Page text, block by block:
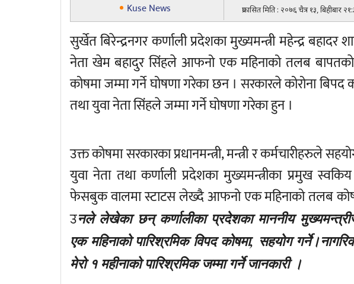
Kuse News प्रकासित मिति : २०७६ चैत्र १३, बिहीबार
सुर्खेत बिरेन्द्रनगर कर्णाली प्रदेशका मुख्यमन्त्री महेन्द्र
नेता खेम बहादुर सिंहले आफनो एक महिनाको तलब बापतकाे
कोषमा जम्मा गर्ने घोषणा गरेका छन । सरकारले कोरोना
तथा युवा नेता सिंहले जम्मा गर्ने घोषणा गरेका हुन ।
उक्त कोषमा सरकारका प्रधानमन्त्री, मन्त्री र कर्मचारीहरुले
युवा नेता तथा कर्णाली प्रदेशका मुख्यमन्त्रीका प्रमुख
फेसबुक वालमा स्टाटस लेख्दै आफनो एक महिनाको तलब
उनले लेखेका छन् कर्णालीका प्रदेशका माननीय
एक महिनाको पारिश्रमिक विपद कोषमा, सहयोग
मेरो १ महीनाको पारिश्रमिक जम्मा गर्ने जानकारी ।